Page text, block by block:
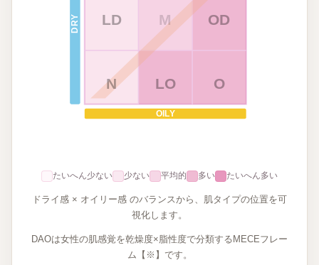
DRY
OILY
LD M OD
N LO O
たいへん少ない 少ない 平均的 多い たいへん多い
ドライ感 × オイリー感 のバランスから、肌タイプの位置を可
視化します。
DAOは女性の肌感覚を乾燥度×脂性度で分類するMECEフレー
ム【※】です。